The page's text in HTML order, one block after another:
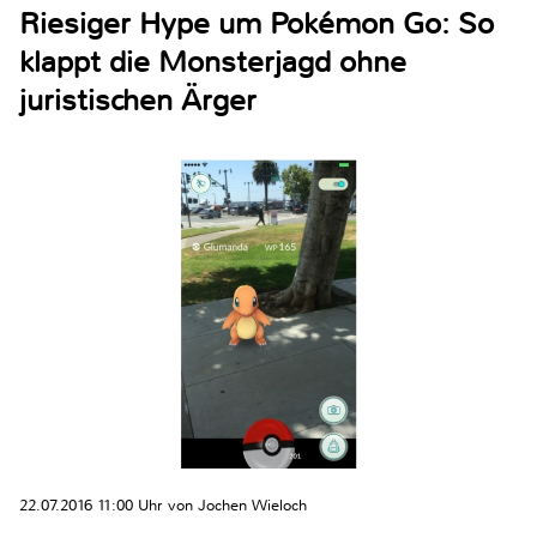
Riesiger Hype um Pokémon Go: So
klappt die Monsterjagd ohne
juristischen Ärger
22.07.2016 11:00 Uhr von Jochen Wieloch